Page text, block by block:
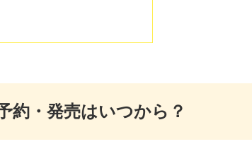
約・発売はいつから？